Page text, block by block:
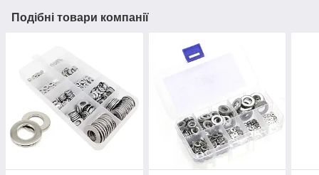
Подібні товари компанії